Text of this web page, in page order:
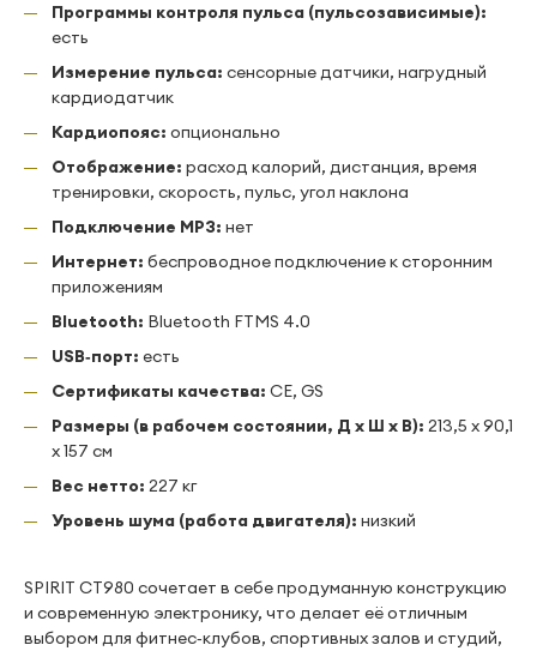
Программы контроля пульса (пульсозависимые):
есть
Измерение пульса: сенсорные датчики, нагрудный
кардиодатчик
Кардиопояс: опционально
Отображение: расход калорий, дистанция, время
тренировки, скорость, пульс, угол наклона
Подключение MP3: нет
Интернет: беспроводное подключение к сторонним
приложениям
Bluetooth: Bluetooth FTMS 4.0
USB‑порт: есть
Сертификаты качества: CE, GS
Размеры (в рабочем состоянии, Д х Ш х В): 213,5 х 90,1
х 157 см
Вес нетто: 227 кг
Уровень шума (работа двигателя): низкий
SPIRIT CT980 сочетает в себе продуманную конструкцию
и современную электронику, что делает её отличным
выбором для фитнес‑клубов, спортивных залов и студий,